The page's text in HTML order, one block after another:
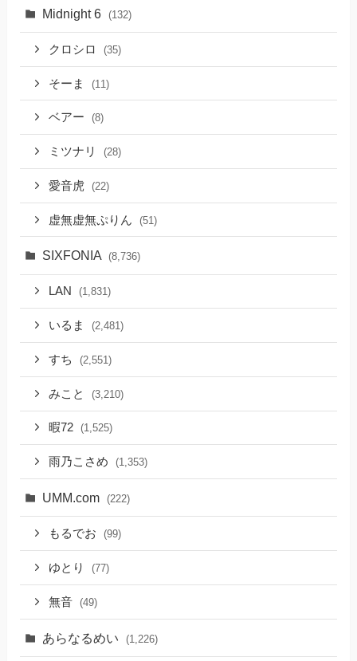
Midnight 6 (132)
クロシロ (35)
そーま (11)
ベアー (8)
ミツナリ (28)
愛音虎 (22)
虚無虚無ぷりん (51)
SIXFONIA (8,736)
LAN (1,831)
いるま (2,481)
すち (2,551)
みこと (3,210)
暇72 (1,525)
雨乃こさめ (1,353)
UMM.com (222)
もるでお (99)
ゆとり (77)
無音 (49)
あらなるめい (1,226)